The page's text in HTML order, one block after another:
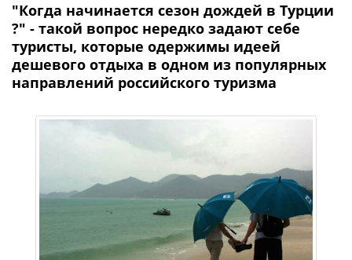
"Когда начинается сезон дождей в Турции
?" - такой вопрос нередко задают себе
туристы, которые одержимы идеей
дешевого отдыха в одном из популярных
направлений российского туризма